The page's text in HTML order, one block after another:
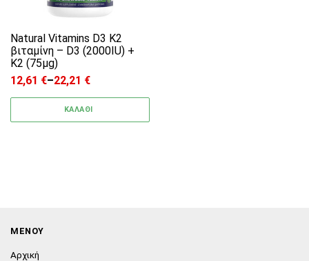
Natural Vitamins D3 K2
βιταμίνη – D3 (2000IU) +
K2 (75μg)
12,61 €–22,21 €
Price range: 12,61 € through 22,21 €
ΚΑΛΑΘΙ
ΜΕΝΟΥ
Αρχική